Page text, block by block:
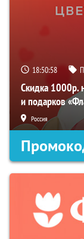
18:50:57
Скидка 1000р.
и подарков
Россия